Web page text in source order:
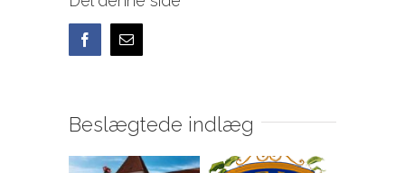
Facebook
E-
mail
Beslægtede indlæg